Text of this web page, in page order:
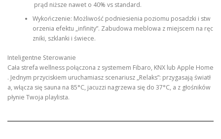
prąd niższe nawet o 40% vs standard.
Wykończenie: Możliwość podniesienia poziomu posadzki i stw
orzenia efektu „infinity”. Zabudowa meblowa z miejscem na ręc
zniki, szklanki i świece.
Inteligentne Sterowanie
Cała strefa wellness połączona z systemem Fibaro, KNX lub Apple Home
. Jednym przyciskiem uruchamiasz scenariusz „Relaks”: przygasają światł
a, włącza się sauna na 85°C, jacuzzi nagrzewa się do 37°C, a z głośników
płynie Twoja playlista.